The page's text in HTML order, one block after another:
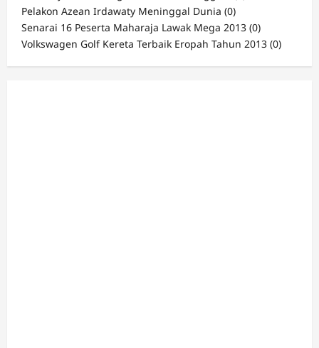
Pelakon Azean Irdawaty Meninggal Dunia (0)
Senarai 16 Peserta Maharaja Lawak Mega 2013 (0)
Volkswagen Golf Kereta Terbaik Eropah Tahun 2013 (0)